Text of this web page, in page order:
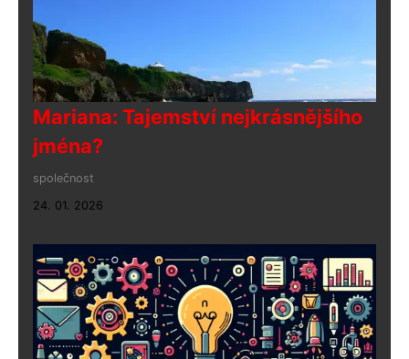
Mariana: Tajemství nejkrásnějšího
jména?
společnost
24. 01. 2026